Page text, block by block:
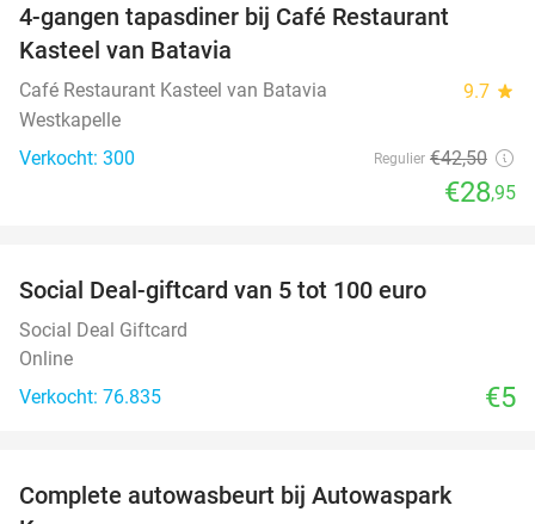
4-gangen tapasdiner bij Café Restaurant
Kasteel van Batavia
Café Restaurant Kasteel van Batavia 9.7 star
Westkapelle
Verkocht: 300
Regulier €42,50
€28,95
Social Deal-giftcard van 5 tot 100 euro
Social Deal Giftcard
Online
Verkocht: 76.835
€5
Complete autowasbeurt bij Autowaspark